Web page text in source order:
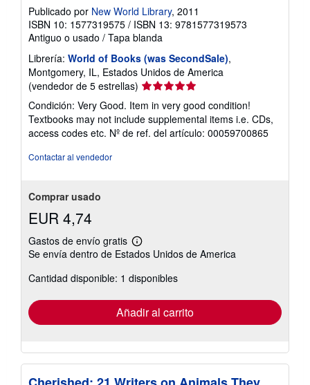
Publicado por New World Library, 2011
ISBN 10: 1577319575 / ISBN 13: 9781577319573
Antiguo o usado / Tapa blanda
Librería: World of Books (was SecondSale),
Montgomery, IL, Estados Unidos de America
(vendedor de 5 estrellas) Calificación
del
vendedor:
5
de
Condición: Very Good. Item in very good condition!
Textbooks may not include supplemental items i.e. CDs,
access codes etc. Nº de ref. del artículo: 00059700865
Contactar al vendedor
Comprar usado
EUR 4,74
Gastos de envío gratis
Más
información
las
tarifas
envío
Se envía dentro de Estados Unidos de America
Cantidad disponible: 1 disponibles
Añadir al carrito